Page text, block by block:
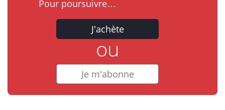
Pour poursuivre…
J'achète
ou
Je m'abonne